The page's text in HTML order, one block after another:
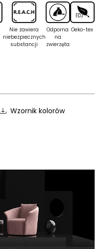
Nie zawiera
niebezpiecznych
substancji
Odporna
na
zwierzęta
Oeko-tex
Wzornik kolorów